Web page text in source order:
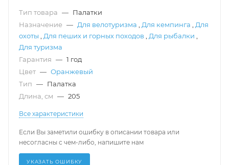
Тип товара — Палатки
Назначение — Для велотуризма Для кемпинга
Для
охоты
Для пеших и горных походов Для рыбалки
Для туризма
Гарантия — 1 год
Цвет — Оранжевый
Тип — Палатка
Длина, см — 205
Все характеристики
Если Вы заметили ошибку в описании товара или
несогласны с чем-либо, напишите нам
УКАЗАТЬ ОШИБКУ